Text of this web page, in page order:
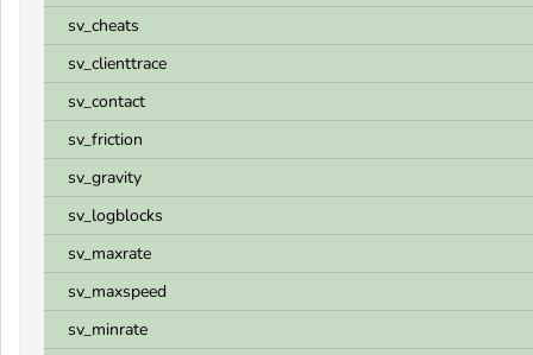
sv_cheats
sv_clienttrace
sv_contact
sv_friction
sv_gravity
sv_logblocks
sv_maxrate
sv_maxspeed
sv_minrate